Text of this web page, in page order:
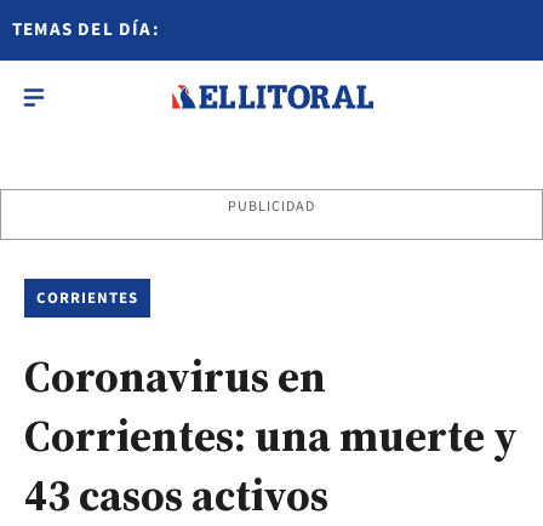
TEMAS DEL DÍA:
PUBLICIDAD
CORRIENTES
Coronavirus en
Corrientes: una muerte y
43 casos activos